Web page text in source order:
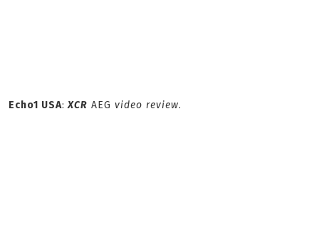
Echo1 USA: XCR AEG video review.